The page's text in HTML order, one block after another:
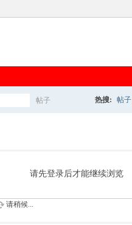
帖子
索
热搜: 帖子
请先登录后才能继续浏览
请稍候...